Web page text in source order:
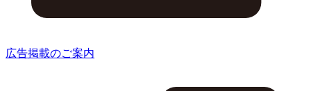
広告掲載のご案内